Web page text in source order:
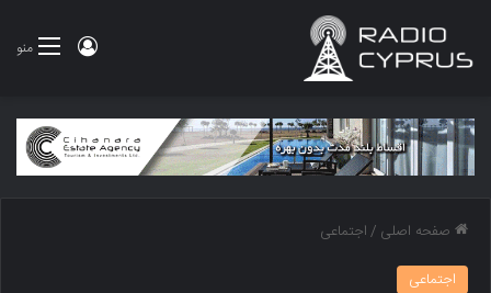
منو ورود
صفحه اصلی /اجتماعی
اجتماعی